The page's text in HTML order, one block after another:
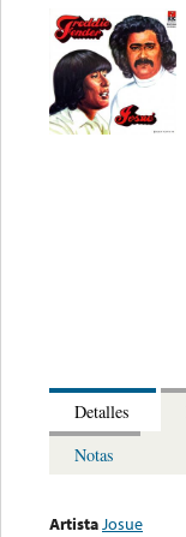
Detalles
Notas
ArtistaJosue